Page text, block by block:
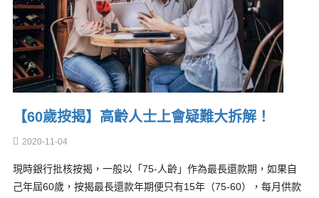
【60歲按揭】高齡人士上會疑難大拆解！
2020-11-04
現時銀行批核按揭，一般以「75-人齡」作為最長還款期，如果自
己年屆60歲，按揭最長還款年期便只有15年（75-60），每月供款